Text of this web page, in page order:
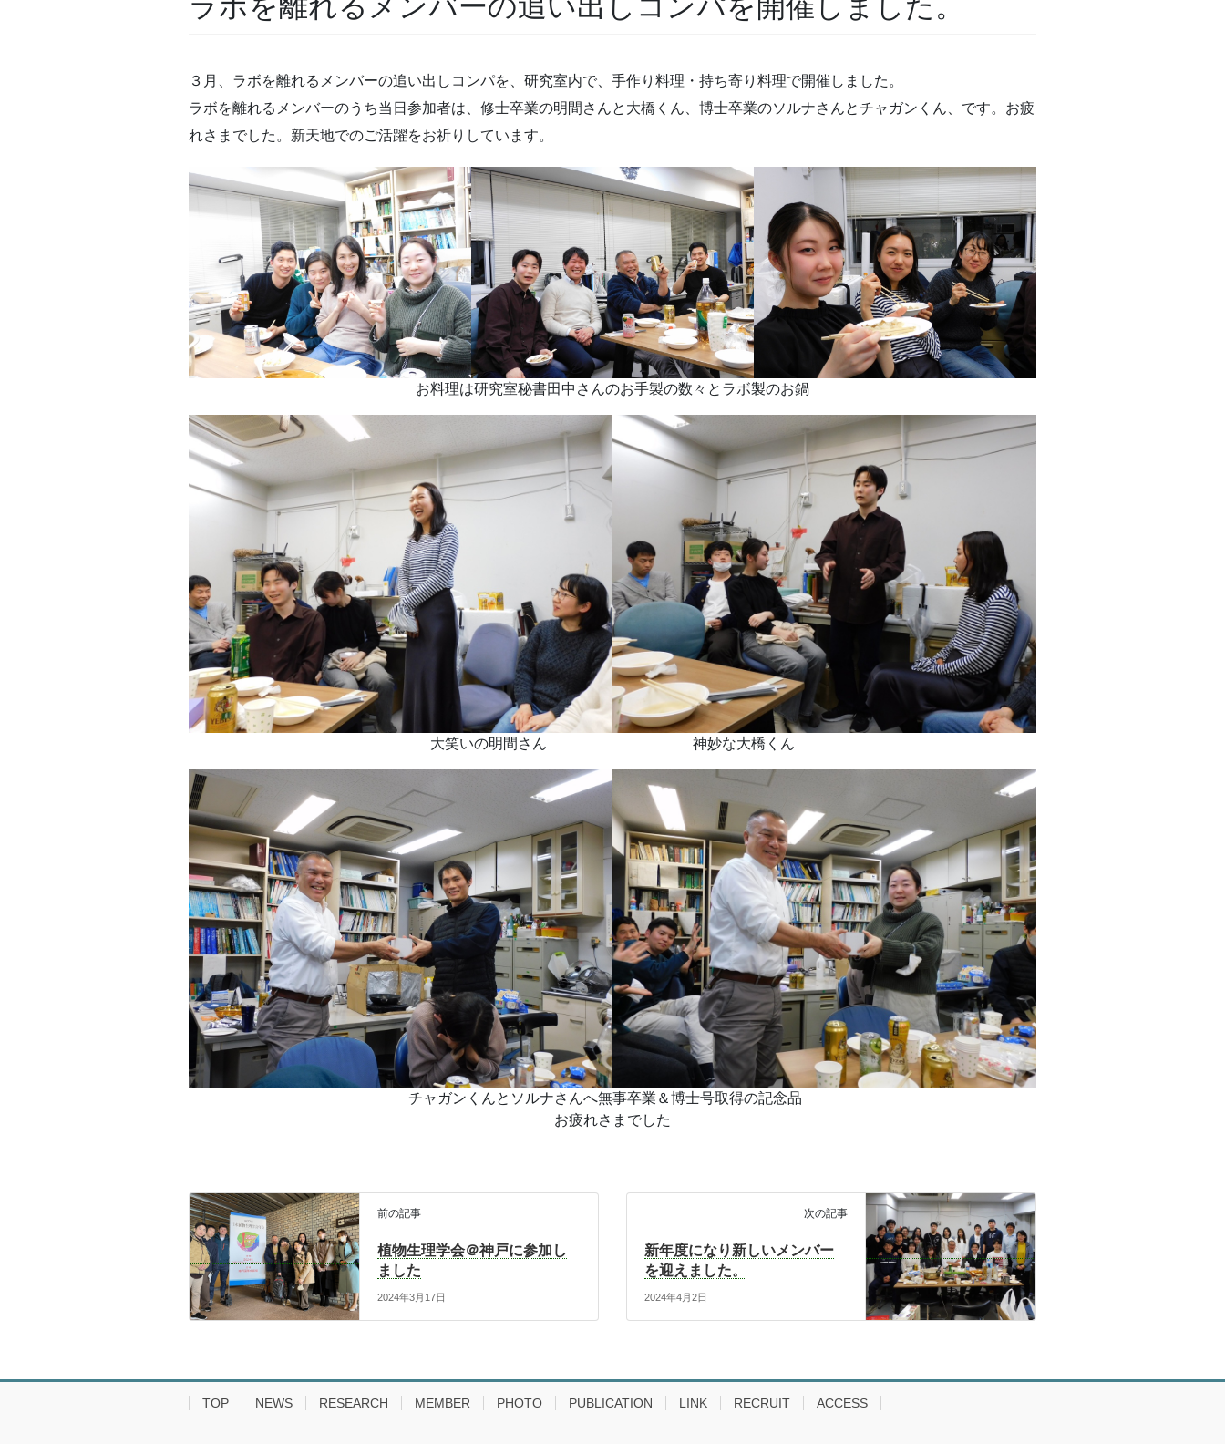
ラボを離れるメンバーの追い出しコンパを開催しました。
３月、ラボを離れるメンバーの追い出しコンパを、研究室内で、手作り料理・持ち寄り料理で開催しました。
ラボを離れるメンバーのうち当日参加者は、修士卒業の明間さんと大橋くん、博士卒業のソルナさんとチャガンくん、です。お疲
れさまでした。新天地でのご活躍をお祈りしています。
お料理は研究室秘書田中さんのお手製の数々とラボ製のお鍋
大笑いの明間さん 神妙な大橋くん
チャガンくんとソルナさんへ無事卒業＆博士号取得の記念品
お疲れさまでした
前の記事
植物生理学会＠神戸に参加し
ました
2024年3月17日
次の記事
新年度になり新しいメンバー
を迎えました。
2024年4月2日
TOP NEWS RESEARCH MEMBER PHOTO PUBLICATION LINK RECRUIT ACCESS